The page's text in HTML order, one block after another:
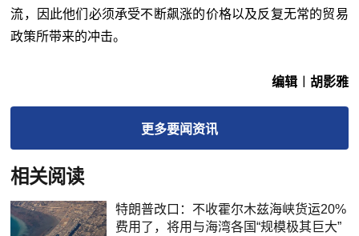
流，因此他们必须承受不断飙涨的价格以及反复无常的贸易
政策所带来的冲击。
编辑︱胡影雅
更多要闻资讯
相关阅读
特朗普改口：不收霍尔木兹海峡货运20%
费用了，将用与海湾各国“规模极其巨大”